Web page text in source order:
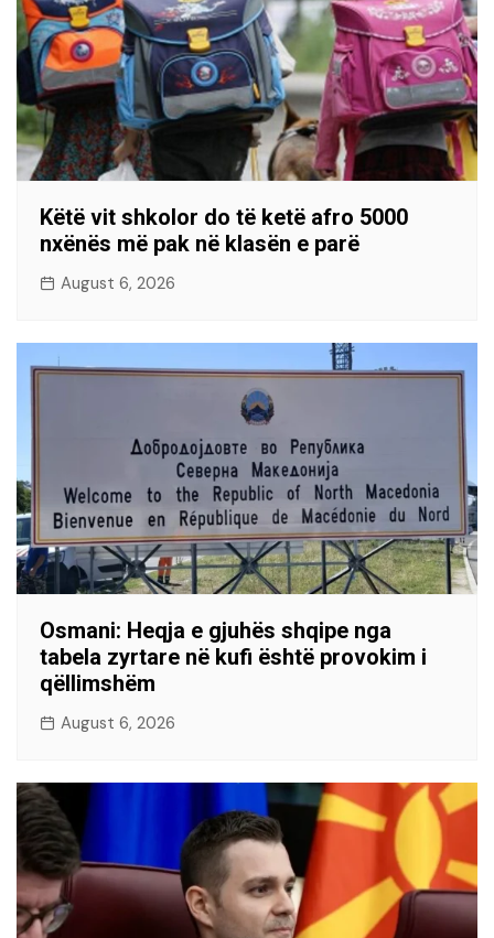
Këtë vit shkolor do të ketë afro 5000
nxënës më pak në klasën e parë
August 6, 2026
Osmani: Heqja e gjuhës shqipe nga
tabela zyrtare në kufi është provokim i
qëllimshëm
August 6, 2026